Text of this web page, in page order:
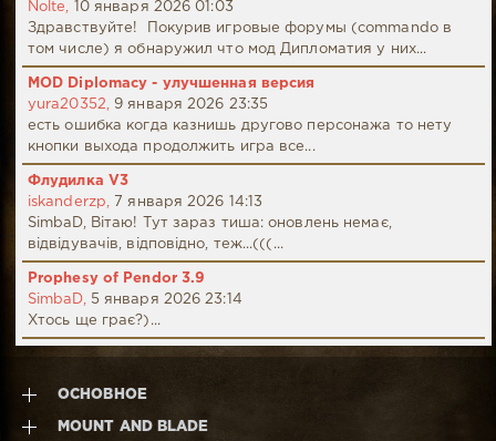
Nolte,
10 января 2026 01:03
Здравствуйте! Покурив игровые форумы (commando в
том числе) я обнаружил что мод Дипломатия у них...
MOD Diplomacy - улучшенная версия
yura20352, 9 января 2026 23:35
есть ошибка когда казнишь другово персонажа то нету
кнопки выхода продолжить игра все...
Флудилка V3
iskanderzp, 7 января 2026 14:13
SimbaD, Вітаю! Тут зараз тиша: оновлень немає,
відвідувачів, відповідно, теж...(((...
Prophesy of Pendor 3.9
SimbaD, 5 января 2026 23:14
Хтось ще грає?)...
ОСНОВНОЕ
MOUNT AND BLADE